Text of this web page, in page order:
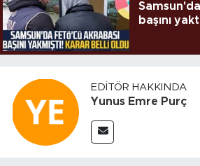
başını
EDITÖR HAKKINDA
Yunus Emre Purç